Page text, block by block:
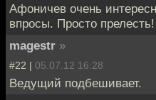
Афоничев очень
впросы. Просто прелесть!
magestr »
#22 | 05.07.12 16:28
Ведущий подбешивает.